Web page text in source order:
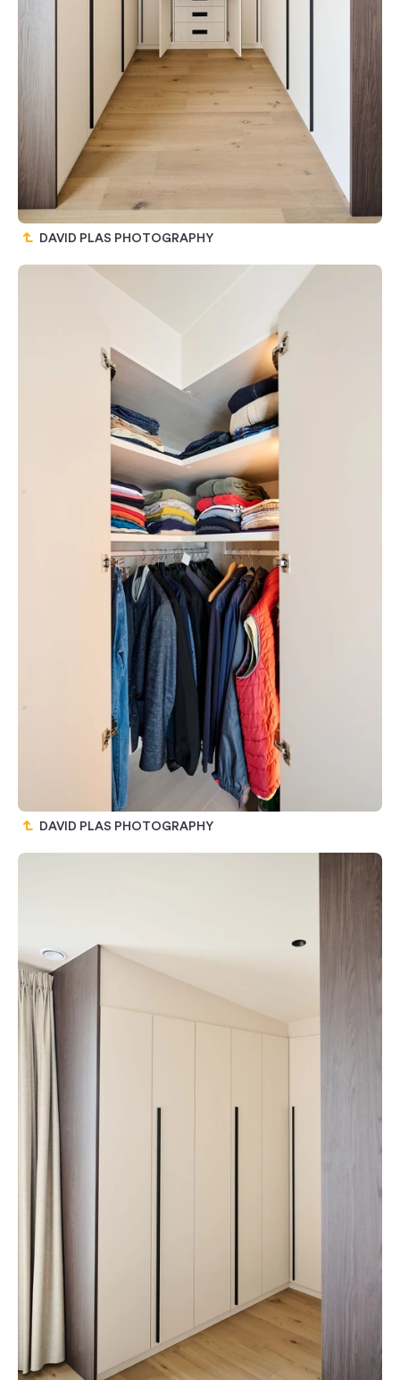
DAVID PLAS PHOTOGRAPHY
DAVID PLAS PHOTOGRAPHY